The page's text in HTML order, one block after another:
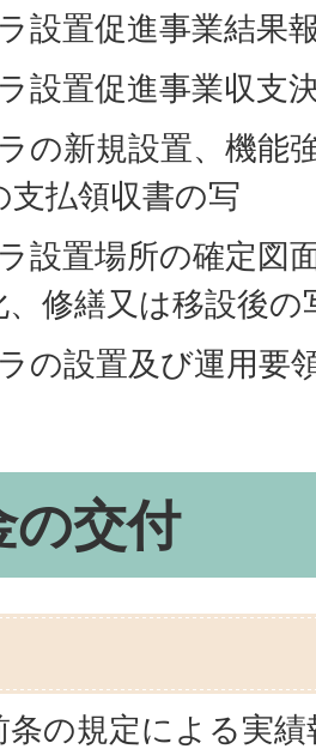
設置促進事業結果
設置促進事業収支
の新規設置、機能
支払領収書の写
設置場所の確定図
、修繕又は移設後の
の設置及び運用要
の交付
条の規定による実